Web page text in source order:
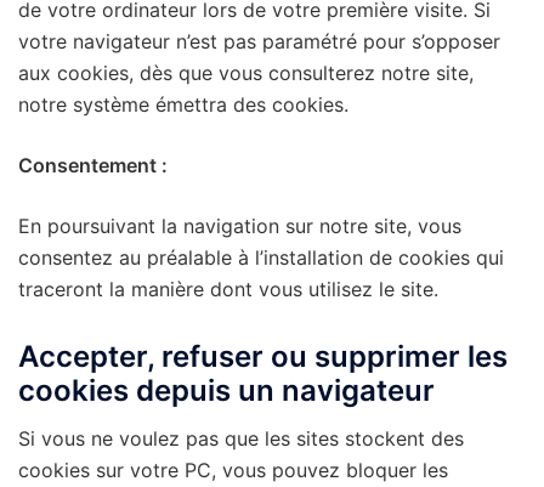
de votre ordinateur lors de votre première visite. Si
votre navigateur n’est pas paramétré pour s’opposer
aux cookies, dès que vous consulterez notre site,
notre système émettra des cookies.
Consentement :
En poursuivant la navigation sur notre site, vous
consentez au préalable à l’installation de cookies qui
traceront la manière dont vous utilisez le site.
Accepter, refuser ou supprimer les
cookies depuis un navigateur
Si vous ne voulez pas que les sites stockent des
cookies sur votre PC, vous pouvez bloquer les